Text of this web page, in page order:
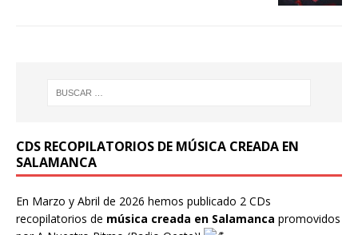
CDS RECOPILATORIOS DE MÚSICA CREADA EN
SALAMANCA
En Marzo y Abril de 2026 hemos publicado 2 CDs
recopilatorios de música creada en Salamanca promovidos